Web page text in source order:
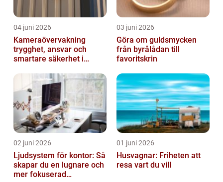
04 juni 2026
Kameraövervakning
trygghet, ansvar och
smartare säkerhet i
03 juni 2026
Göra om guldsmycken
från byrålådan till
favoritskrin
02 juni 2026
Ljudsystem för kontor: Så
skapar du en lugnare och
mer fokuserad
01 juni 2026
Husvagnar: Friheten att
resa vart du vill